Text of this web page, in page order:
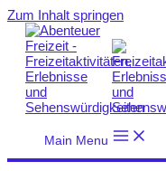
Zum Inhalt springen
Main Menu